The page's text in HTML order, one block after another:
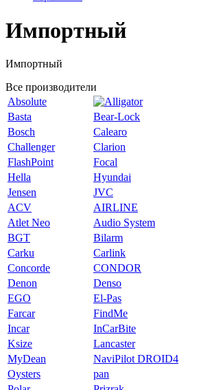
Импортный
Импортный
Все производители
Absolute
Basta
Bear-Lock
Bosch
Calearo
Challenger
Clarion
FlashPoint
Focal
Hella
Hyundai
Jensen
JVC
ACV
AIRLINE
Atlet Neo
Audio System
BGT
Bilarm
Carku
Carlink
Concorde
CONDOR
Denon
Denso
EGO
El-Pas
Farcar
FindMe
Incar
InCarBite
Ksize
Lancaster
MyDean
NaviPilot DROID4
Oysters
pan